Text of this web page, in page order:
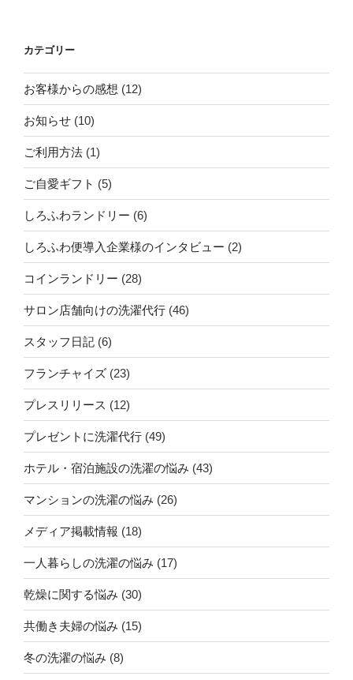
カテゴリー
お客様からの感想 (12)
お知らせ (10)
ご利用方法 (1)
ご自愛ギフト (5)
しろふわランドリー (6)
しろふわ便導入企業様のインタビュー (2)
コインランドリー (28)
サロン店舗向けの洗濯代行 (46)
スタッフ日記 (6)
フランチャイズ (23)
プレスリリース (12)
プレゼントに洗濯代行 (49)
ホテル・宿泊施設の洗濯の悩み (43)
マンションの洗濯の悩み (26)
メディア掲載情報 (18)
一人暮らしの洗濯の悩み (17)
乾燥に関する悩み (30)
共働き夫婦の悩み (15)
冬の洗濯の悩み (8)